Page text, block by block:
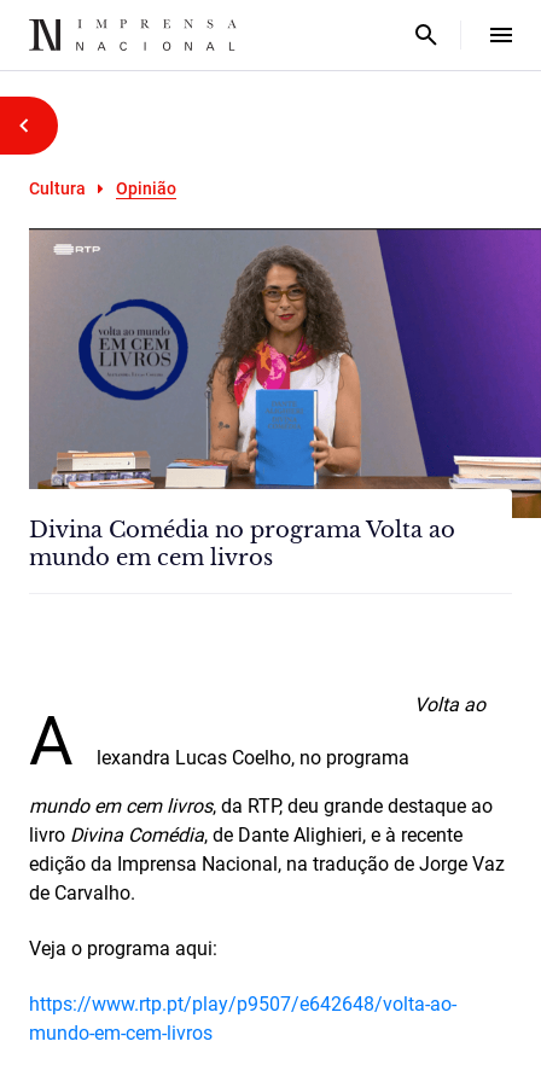
Cultura Opinião
Divina Comédia no programa Volta ao
mundo em cem livros
A lexandra Lucas Coelho, no programa
Volta ao
mundo em cem livros, da RTP, deu grande destaque ao
livro Divina Comédia, de Dante Alighieri, e à recente
edição da Imprensa Nacional, na tradução de Jorge Vaz
de Carvalho.
Veja o programa aqui:
https://www.rtp.pt/play/p9507/e642648/volta-ao-
mundo-em-cem-livros